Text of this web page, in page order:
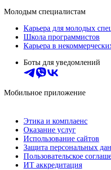
Молодым специалистам
Карьера для молодых
Школа программистов
Карьера в
Боты для уведомлений
Мобильное приложение
Этика и комплаенс
Оказание услуг
Использование сайтов
Защита персональных
Пользовательское
ИТ аккредитация